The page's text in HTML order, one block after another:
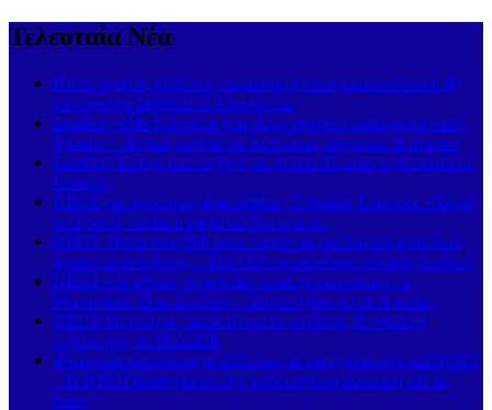
Τελευταία Νέα
Πολύ υψηλός κίνδυνος πυρκαγιάς (κατηγορία κινδύνου 4)
για σήμερα Σάββατο 8 Αυγούστου
Σκιάθος: «Με ξυλοκόπησαν & με άφησαν αιμόφυρτο στον
δρόμο» – Άγριος καβγάς με λοστάρια, μαχαίρια & σφυριά
Σκιάθος: Έφυγε από τη ζωή σε ηλικία 93 ετών ο Απόστολος
Κουκιάς
ΝΙΚΗ για ηλεκτρική διασύνδεση Ελλάδας-Κύπρου: «Χωρίς
αποτροπή, καμία συμφωνία δεν αρκεί»
ΝΙΚΗ: Πάνω από 500 εκατ. ευρώ σε μισθώσεις εναέριων
μέσων πυρόσβεσης – Γιατί δεν αποκτήθηκε εθνικός στόλος;
ΝΙΚΗ: «Η εθνική άμυνα δεν είναι γιουσουρούμ, κ.
Μητσοτάκη & κ. Δένδια» – Στο στόχαστρο τα Apache
ΝΙΚΗ: Οι στάχτες αποκαλύπτουν ευθύνες & «καίνε»
κυβέρνηση & ΔΕΔΔΗΕ
Φάμπρικα απευθείας αναθέσεων τα προγράμματα antiNERO
– Η ΝΙΚΗ καταγγέλλει την κυβερνητική πολιτική για τα
δάση